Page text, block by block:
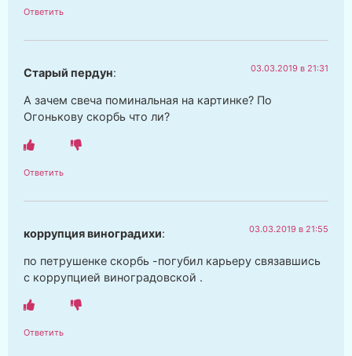
Ответить
Старый пердун: 03.03.2019 в 21:31
А зачем свеча поминальная на картинке? По
Огонькову скорбь что ли?
Ответить
коррупция виноградихи: 03.03.2019 в 21:55
по петрушенке скорбь -погубил карьеру связавшись
с коррупцией виноградовской .
Ответить